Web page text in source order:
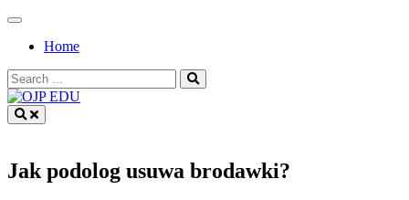
Skip
contentHome
Search
for:
Jak podolog usuwa brodawki?